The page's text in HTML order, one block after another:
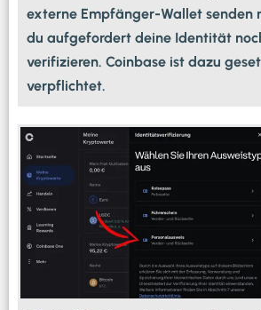
externe Empfänger-Wallet senden
du aufgefordert deine Identität
verifizieren. Coinbase ist dazu
verpflichtet.